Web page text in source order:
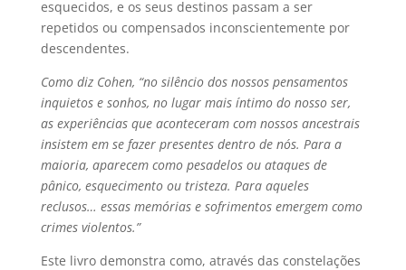
esquecidos, e os seus destinos passam a ser
repetidos ou compensados inconscientemente por
descendentes.
Como diz Cohen, “no silêncio dos nossos pensamentos
inquietos e sonhos, no lugar mais íntimo do nosso ser,
as experiências que aconteceram com nossos ancestrais
insistem em se fazer presentes dentro de nós. Para a
maioria, aparecem como pesadelos ou ataques de
pânico, esquecimento ou tristeza. Para aqueles
reclusos… essas memórias e sofrimentos emergem como
crimes violentos.”
Este livro demonstra como, através das constelações